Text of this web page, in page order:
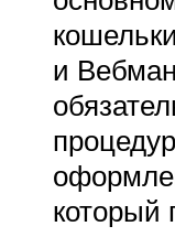
и
который